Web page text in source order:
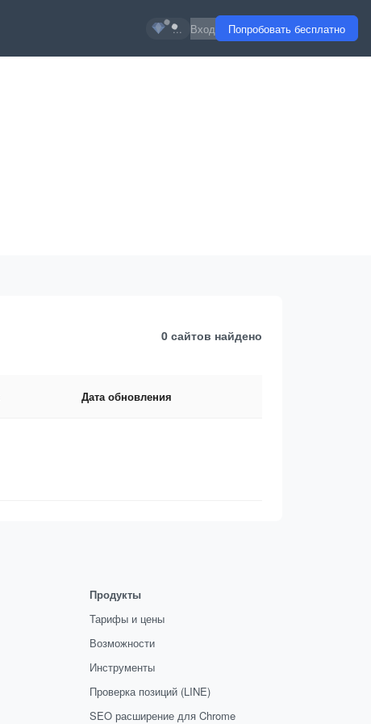
... Вход Попробовать бесплатно
0 сайтов найдено
Дата обновления
Продукты
Тарифы и цены
Возможности
Инструменты
Проверка позиций (LINE)
SEO расширение для Chrome